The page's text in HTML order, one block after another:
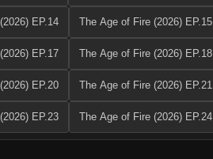
EP.14 The Age of Fire (2026) EP.15
EP.17 The Age of Fire (2026) EP.18
EP.20 The Age of Fire (2026) EP.21
EP.23 The Age of Fire (2026) EP.24